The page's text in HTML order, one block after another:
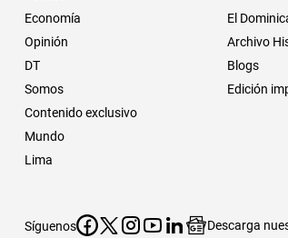
Economía
Opinión
DT
Somos
Contenido exclusivo
Mundo
Lima
El
Archivo
Blogs
Edición
Síguenos Descarga